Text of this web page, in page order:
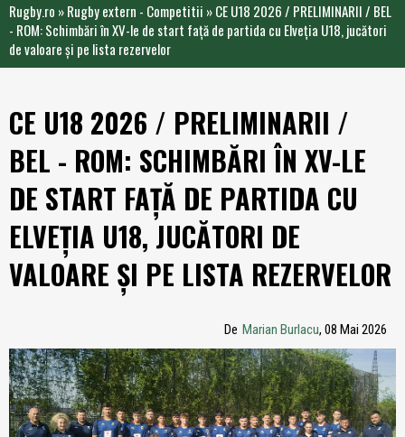
Rugby.ro »Rugby extern - Competitii »CE U18 2026 / PRELIMINARII / BEL
- ROM: Schimbări în XV-le de start față de partida cu Elveția U18, jucători
de valoare și pe lista rezervelor
CE U18 2026 / PRELIMINARII /
BEL - ROM: SCHIMBĂRI ÎN XV-LE
DE START FAȚĂ DE PARTIDA CU
ELVEȚIA U18, JUCĂTORI DE
VALOARE ȘI PE LISTA REZERVELOR
De Marian Burlacu, 08 Mai 2026